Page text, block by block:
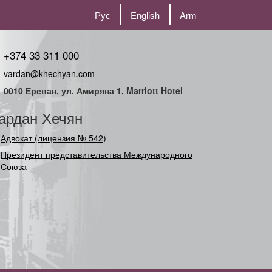
Рус English Arm
+374 33 311 000
vardan@khechyan.com
0010 Ереван, ул. Амиряна 1, Marriott Hotel
Хечян
Адвокат (лицензия № 542)
Президент представительства Международного
Союза (Содруж